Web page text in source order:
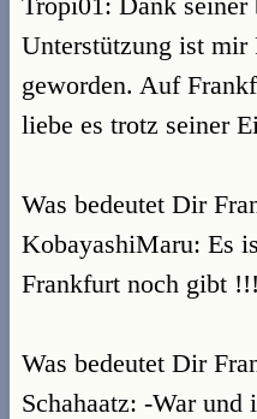
Unterstützung ist
geworden. Auf
liebe es trotz seiner
Was bedeutet Dir
KobayashiMaru: Es
Frankfurt noch gibt !!!
Was bedeutet Dir
Schahaatz: -War